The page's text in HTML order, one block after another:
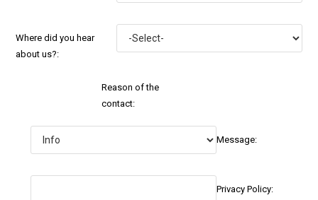
Where did you hear
about us?:
Reason of the
contact:
Message:
Privacy Policy: